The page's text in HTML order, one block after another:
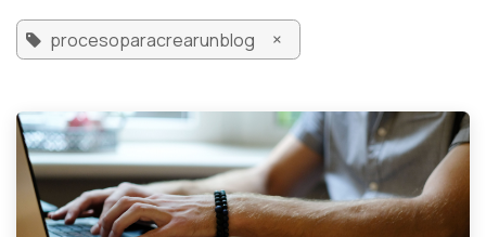
procesoparacrearunblog ×